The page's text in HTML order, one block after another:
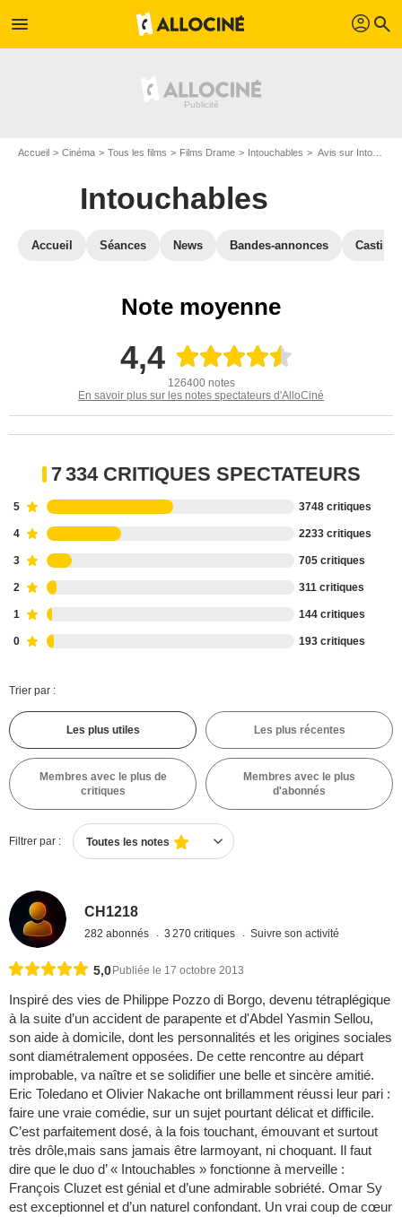
menu profil search
Accueil Cinéma Tous les films Films Drame Intouchables Avis sur Intouchables
Intouchables
Accueil Séances News Bandes-annonces Casting
Note moyenne
4,4
126400 notes
En savoir plus sur les notes spectateurs d'AlloCiné
7 334 CRITIQUES SPECTATEURS
5 3748 critiques
4 2233 critiques
3 705 critiques
2 311 critiques
1 144 critiques
0 193 critiques
Trier par :
Les plus utiles Les plus récentes
Membres avec le plus de
critiques
Membres avec le plus
d'abonnés
Filtrer par : Toutes les notes
CH1218
282 abonnés 3 270 critiques Suivre son activité
5,0 Publiée le 17 octobre 2013
Inspiré des vies de Philippe Pozzo di Borgo, devenu tétraplégique
à la suite d’un accident de parapente et d'Abdel Yasmin Sellou,
son aide à domicile, dont les personnalités et les origines sociales
sont diamétralement opposées. De cette rencontre au départ
improbable, va naître et se solidifier une belle et sincère amitié.
Eric Toledano et Olivier Nakache ont brillamment réussi leur pari :
faire une vraie comédie, sur un sujet pourtant délicat et difficile.
C’est parfaitement dosé, à la fois touchant, émouvant et surtout
très drôle,mais sans jamais être larmoyant, ni choquant. Il faut
dire que le duo d’ « Intouchables » fonctionne à merveille :
François Cluzet est génial et d’une admirable sobriété. Omar Sy
est exceptionnel et d’un naturel confondant. Un vrai coup de cœur